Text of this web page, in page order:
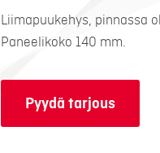
Liimapuukehys, pinnassa
Paneelikoko 140 mm.
Pyydä tarjous